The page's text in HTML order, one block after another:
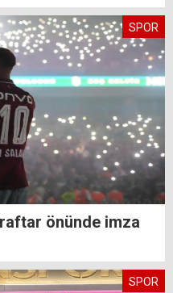
SPOR
önünde imza
SPOR